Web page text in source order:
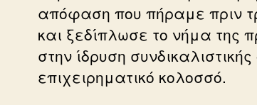
απόφαση που πήραμε πριν
και ξεδίπλωσε το νήμα της
στην ίδρυση
επιχειρηματικό κολοσσό.